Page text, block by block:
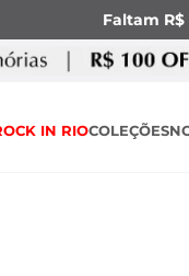
Faltam
IN RIOCOLEÇÕES